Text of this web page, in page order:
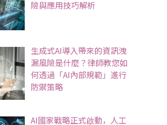
險與應用技巧解析
生成式AI導入帶來的資訊洩
漏風險是什麼？律師教您如
何透過「AI內部規範」進行
防禦策略
AI國家戰略正式啟動，人工